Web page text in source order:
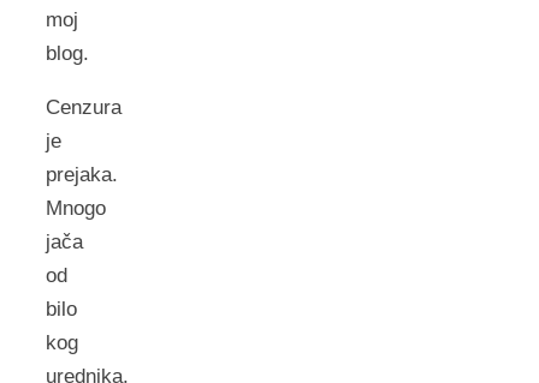
moj
blog.
Cenzura
je
prejaka.
Mnogo
jača
od
bilo
kog
urednika.